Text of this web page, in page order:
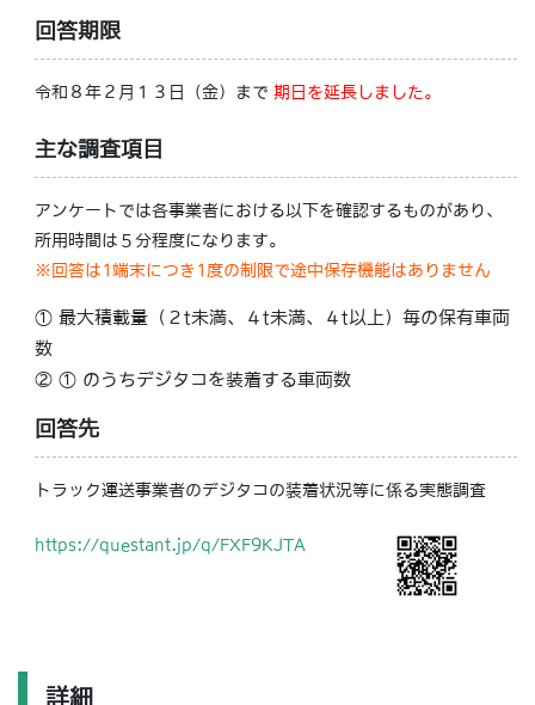
回答期限
令和８年２月１３日（金）まで 期日を延長しました。
主な調査項目
アンケートでは各事業者における以下を確認するものがあり、
所用時間は５分程度になります。
※回答は1端末につき1度の制限で途中保存機能はありません
① 最大積載量（２t未満、４t未満、４t以上）毎の保有車両
数
② ① のうちデジタコを装着する車両数
回答先
トラック運送事業者のデジタコの装着状況等に係る実態調査
https://questant.jp/q/FXF9KJTA
詳細